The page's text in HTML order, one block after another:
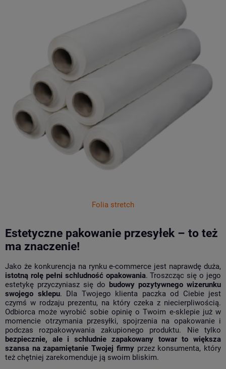
Folia stretch
Estetyczne pakowanie przesyłek – to też
ma znaczenie!
Jako że konkurencja na rynku e-commerce jest naprawdę duża,
istotną rolę pełni schludność opakowania. Troszcząc się o jego
estetykę przyczyniasz się do
budowy pozytywnego wizerunku
swojego sklepu. Dla Twojego klienta paczka od Ciebie jest
czymś w rodzaju prezentu, na który czeka z niecierpliwością.
Odbiorca może wyrobić sobie opinię o Twoim e-sklepie już w
momencie otrzymania przesyłki, spojrzenia na opakowanie i
podczas rozpakowywania zakupionego produktu. Nie tylko
bezpiecznie, ale i schludnie zapakowany towar to większa
szansa na zapamiętanie Twojej firmyprzez konsumenta, który
też chętniej zarekomenduje ją swoim bliskim.